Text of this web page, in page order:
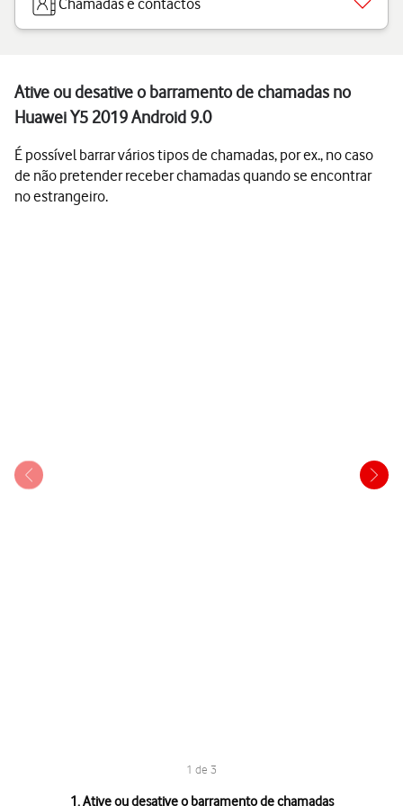
Chamadas e contactos
Ative ou desative o barramento de chamadas no
Huawei Y5 2019 Android 9.0
É possível barrar vários tipos de chamadas, por ex., no caso
de não pretender receber chamadas quando se encontrar
no estrangeiro.
1 de 3
1. Ative ou desative o barramento de chamadas